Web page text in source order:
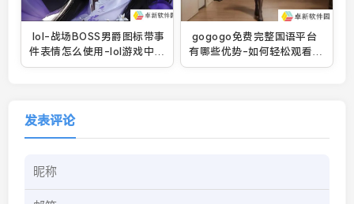
lol-战场BOSS男爵图标带事
件表情怎么使用-lol游戏中图
标怎么装备
gogogo免费完整国语平台
有哪些优势-如何轻松观看最
新影视资源
发表评论